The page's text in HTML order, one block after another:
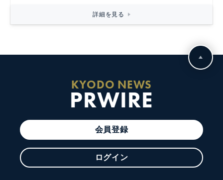
詳細を見る
KYODO NEWS
PRWIRE
会員登録
ログイン